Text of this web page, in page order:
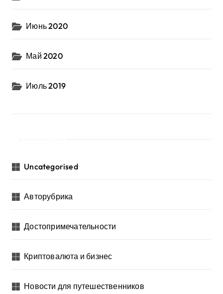
Июнь 2020
Май 2020
Июль 2019
Uncategorised
Авторубрика
Достопримечательности
Криптовалюта и бизнес
Новости для путешественников